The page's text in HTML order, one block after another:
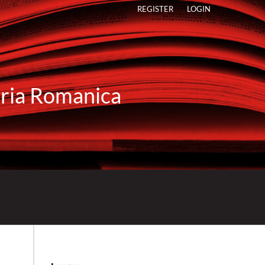
Romanica
REGISTER LOGIN